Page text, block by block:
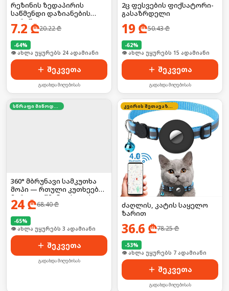
რეზინის ზედაპირის
საწმენდი დაზიანების
გარეშე
7.2 ₾20.22₾
-64%
🛒 ბოლო 24სთ-ში იყიდა 31-მა
შეკვეთა
გადახდა მიღებისას
2ც ფესვების ფიქსატორი-
გასაზრდელი
19 ₾50.43₾
-62%
🛒 ბოლო 24სთ-ში იყიდა 23-მა
შეკვეთა
გადახდა მიღებისას
სწრაფი მიწოდება
360° მბრუნავი სამკუთხა
მოპი — რთული კუთხეების
მარტივი წმენდისთვის,
მოყვება მრავალჯერადი
24₾68.40₾
-65%
🛒 ბოლო 24სთ-ში იყიდა 28-მა
შეკვეთა
გადახდა მიღებისას
კვირის შეთავაზება
ძაღლის, კატის საყელო
ზარით
36.6 ₾78.25₾
-53%
🛒 ბოლო 24სთ-ში იყიდა 7-მა
შეკვეთა
გადახდა მიღებისას